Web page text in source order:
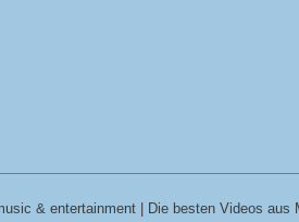
& entertainment | Die besten Videos